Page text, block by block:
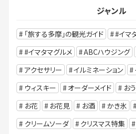
ジャンル
「旅する多摩」の観光ガイド
#イマ
#イマタマグルメ
ABCハウジング
アクセサリー
イルミネーション
ウィスキー
オーダーメイド お
お花
お花見 お酒 かき氷
クリームソーダ
クリスマス特集